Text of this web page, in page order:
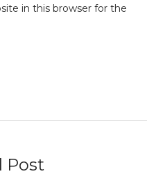
in this browser for the
Post